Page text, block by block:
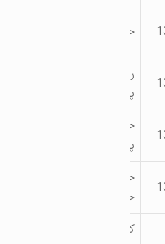
خیابان مروارید 4
روستای عنبرا
پشت- طولارود
خیابان امام جنب
پاسگاه حویق
خیابان مروارید5
کمربندی اسالم